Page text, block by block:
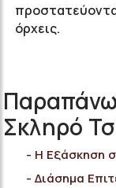
όρχεις.
Σκληρό
Η Εξάσκηση
Διάσημα